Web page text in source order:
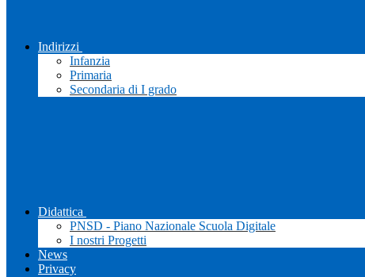
Indirizzi
Infanzia
Primaria
Secondaria di I grado
Didattica
PNSD - Piano Nazionale Scuola Digitale
I nostri Progetti
News
Privacy